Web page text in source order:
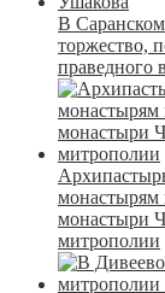
В
торжество,
праведного
монастырям
монастыри
митрополии